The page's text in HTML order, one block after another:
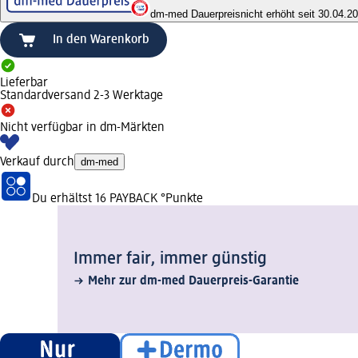
dm-med Dauerpreisnicht erhöht seit
In den Warenkorb
Lieferbar
Standardversand 2-3 Werktage
Nicht verfügbar in dm-Märkten
Verkauf durch dm-med
Du erhältst 16 PAYBACK °Punkte
Immer fair,­ immer günstig
Mehr zur dm-med Dauerpreis-Garantie